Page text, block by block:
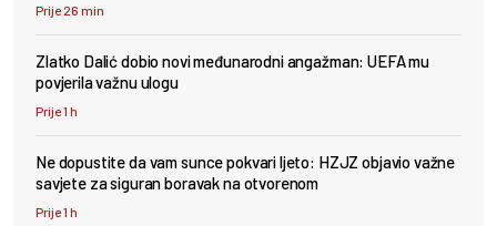
Prije 26 min
Zlatko Dalić dobio novi međunarodni angažman: UEFA mu
povjerila važnu ulogu
Prije 1 h
Ne dopustite da vam sunce pokvari ljeto: HZJZ objavio važne
savjete za siguran boravak na otvorenom
Prije 1 h